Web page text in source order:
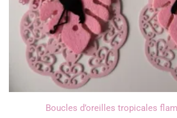
Boucles d’oreilles tropicales